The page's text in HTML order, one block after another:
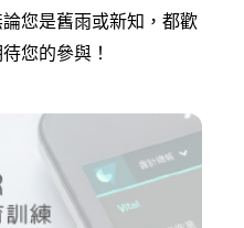
您是舊雨或新知，都歡
您的參與！